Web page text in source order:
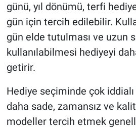
günü, yıl dönümü, terfi
gün için tercih edilebilir.
gün elde tutulması ve uzun
kullanılabilmesi hediyeyi
getirir.
Hediye seçiminde çok
daha sade, zamansız ve
modeller tercih etmek